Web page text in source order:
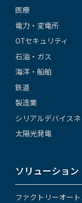
医療
電力・変電所
OTセキュリティ
石油・ガス
海洋・船舶
鉄道
製造業
シリアルデバイス
太陽光発電
ソリューション
ファクトリーオー